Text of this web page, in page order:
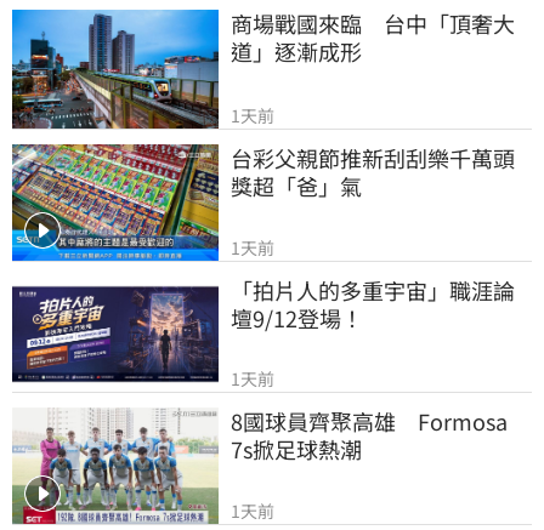
商場戰國來臨　台中「頂奢大
道」逐漸成形
1天前
台彩父親節推新刮刮樂千萬頭
獎超「爸」氣
1天前
「拍片人的多重宇宙」職涯論
壇9/12登場！
1天前
8國球員齊聚高雄　Formosa
7s掀足球熱潮
1天前